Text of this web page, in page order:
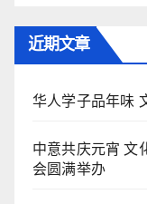
近期文章
华人学子品年味
中意共庆元宵 文
会圆满举办